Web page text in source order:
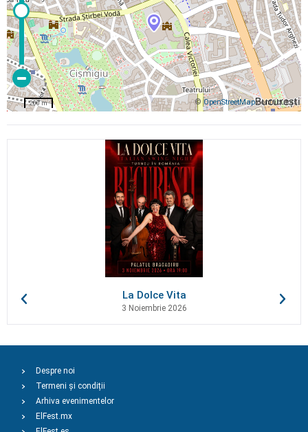
©OpenStreetMapcontributors
200 m
La Dolce Vita
3 Noiembrie 2026
Despre noi
Termeni și condiții
Arhiva evenimentelor
ElFest.mx